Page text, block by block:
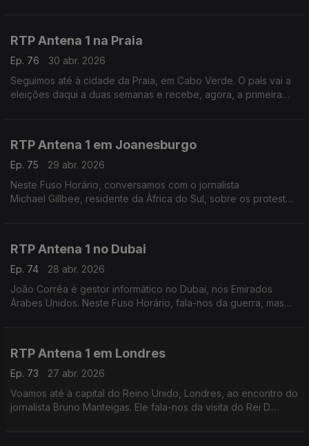
RTP Antena 1 na Praia
Ep. 76
30 abr. 2026
Seguimos até à cidade da Praia, em Cabo Verde. O país vai a
eleições daqui a duas semanas e recebe, agora, a primeira
RTP Antena 1 em Joanesburgo
Ep. 75
29 abr. 2026
Neste Fuso Horário, conversamos com o jornalista
Michael Gillbee, residente da África do Sul, sobre os protestos
RTP Antena 1 no Dubai
Ep. 74
28 abr. 2026
João Corrêa é gestor informático no Dubai, nos Emirados
Árabes Unidos. Neste Fuso Horário, fala-nos da guerra, mas
RTP Antena 1 em Londres
Ep. 73
27 abr. 2026
Voamos até à capital do Reino Unido, Londres, ao encontro do
jornalista Bruno Manteigas. Ele fala-nos da visita do Rei D.